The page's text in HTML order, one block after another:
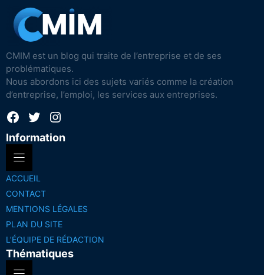
CMIM est un blog qui traite de l’entreprise et de ses
problématiques.
Nous abordons ici des sujets variés comme la création
d’entreprise, l’emploi, les services aux entreprises.
Facebook
TwitterInstagram
Information
ACCUEIL
CONTACT
MENTIONS LÉGALES
PLAN DU SITE
L’ÉQUIPE DE RÉDACTION
Thématiques